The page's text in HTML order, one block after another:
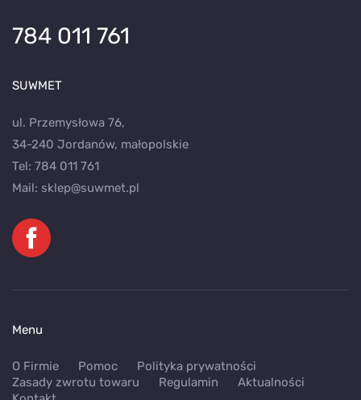
784 011 761
SUWMET
ul. Przemysłowa 76,
34-240 Jordanów, małopolskie
Tel: 784 011 761
Mail: sklep@suwmet.pl
Menu
O Firmie Pomoc
Polityka prywatności
Zasady zwrotu towaru
Regulamin
Aktualności